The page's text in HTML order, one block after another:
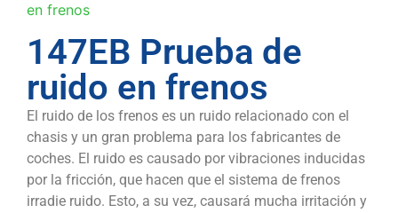
en frenos
147EB Prueba de
ruido en frenos
El ruido de los frenos es un ruido relacionado con el
chasis y un gran problema para los fabricantes de
coches. El ruido es causado por vibraciones inducidas
por la fricción, que hacen que el sistema de frenos
irradie ruido. Esto, a su vez, causará mucha irritación y